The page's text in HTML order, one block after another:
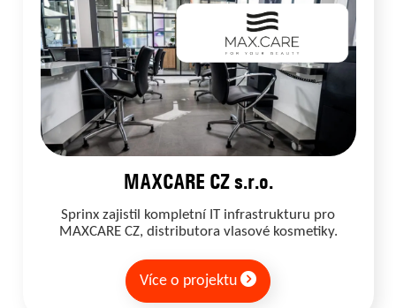
MAXCARE CZ s.r.o.
Sprinx zajistil kompletní IT infrastrukturu pro
MAXCARE CZ, distributora vlasové kosmetiky.
Více o projektu